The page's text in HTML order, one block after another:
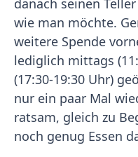
danach seinen
wie man möchte.
weitere Spende
lediglich mittags
(17:30-19:30 Uhr)
nur ein paar Mal
ratsam, gleich zu
noch genug Essen